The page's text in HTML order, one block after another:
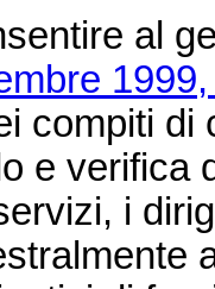
al
compiti
e verifica
i